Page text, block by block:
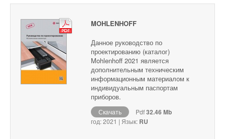
MOHLENHOFF
Данное руководство по
проектированию (каталог)
Mohlenhoff 2021 является
дополнительным техническим
информационным материалом к
индивидуальным паспортам
приборов.
Скачать Pdf32.46 Mb
год: 2021 | Язык: RU